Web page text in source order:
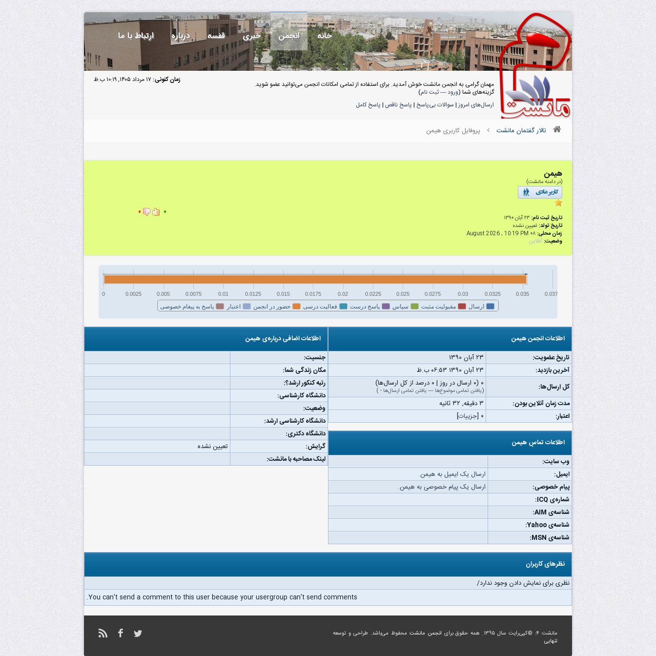
خانه انجمن خبری قفسه درباره ارتباط با ما
زمان کنونی: ۱۷ مرداد ۱۴۰۵, ۱۰:۱۹ ب.ظ
مهمان گرامی به انجمن مانشت خوش آمدید. برای استفاده از تمامی امکانات انجمن می‌توانید عضو شوید.
گزینه‌های شما (ورود—ثبت نام)
ارسال‌های امروز| سوالات بی‌پاسخ | پاسخ ناقص | پاسخ کامل
تالار گفتمان مانشت پروفایل کاربری هیمن
هیمن
(در دامنه مانشت)
تاریخ ثبت نام: ۲۳ آبان ۱۳۹۰
تاریخ تولد: تعیین نشده
زمان محلی: ۰۸ August 2026 , 10:19 PM
وضعیت: آفلاین
۰ ۰
ارسال مقبولیت مثبت سپاس پاسخ درست فعالیت درسی حضور در انجمن اعتبار پاسخ به پیغام خصوصی
0 0.0025 0.005 0.0075 0.01 0.0125 0.015 0.0175 0.02 0.0225 0.025 0.0275 0.03 0.0325 0.035 0.0375
اطلاعات انجمن هیمن
تاریخ عضویت:
۲۳ آبان ۱۳۹۰
آخرین بازدید:
۲۳ آبان ۱۳۹۰ ۰۶:۵۳ ب.ظ
کل ارسال‌ها:
۰ (۰ ارسال در روز | ۰ درصد از کل ارسال‌ها)
(یافتن تمامی موضوع‌ها — یافتن تمامی ارسال‌ها -
)
مدت زمان آنلاین بودن:
۳ دقیقه, ۳۲ ثانیه
اعتبار:
۰ [جزییات]
اطلاعات تماسِ هیمن
وب‌ سایت:
ایمیل:
ارسال یک ایمیل به هیمن.
پیام خصوصی:
ارسال یک پیام خصوصی به هیمن.
شماره‌ی ICQ:
شناسه‌ی AIM:
شناسه‌ی Yahoo:
شناسه‌ی MSN:
اطلاعات اضافی درباره‌ی هیمن
جنسیت:
مکان زندگی شما:
رتبه کنکور ارشد؟:
دانشگاه کارشناسی:
وضعیت:
دانشگاه کارشناسی ارشد:
دانشگاه دکتری:
گرایش:
تعیین نشده
لینک مصاحبه با مانشت:
نظرهای کاربران
نظری برای نمایش دادن وجود ندارد/
You can't send a comment to this user because your usergroup can't send comments.
مانشت ۴: ©کپی‌رایت سال ۱۳۹۵. همه حقوق برای انجمن مانشت محفوظ می‌باشد. طراحی و توسعه
تنهایی